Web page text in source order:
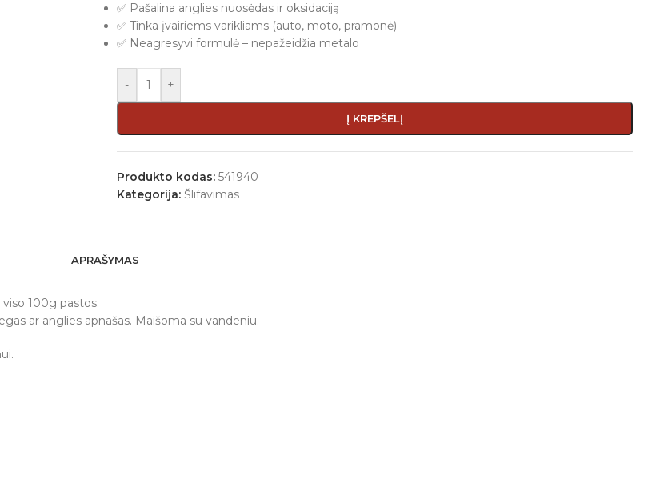
✅ Pašalina anglies nuosėdas ir oksidaciją
✅ Tinka įvairiems varikliams (auto, moto, pramonė)
✅ Neagresyvi formulė – nepažeidžia metalo
- +
Į KREPŠELĮ
Produkto kodas: 541940
Kategorija: Šlifavimas
APRAŠYMAS
100g pastos.
ar anglies apnašas. Maišoma su vandeniu.